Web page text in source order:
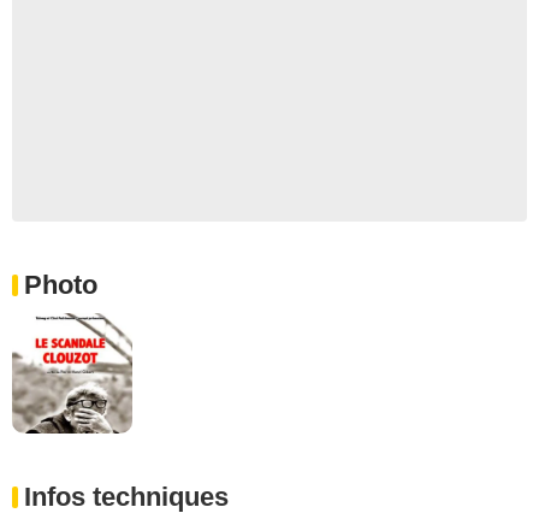
Photo
Infos techniques